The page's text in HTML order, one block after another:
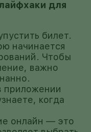
для
билет.
начинается
Чтобы
важно
приложении
когда
онлайн — это